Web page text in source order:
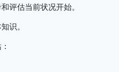
评估当前状况开始。
识。